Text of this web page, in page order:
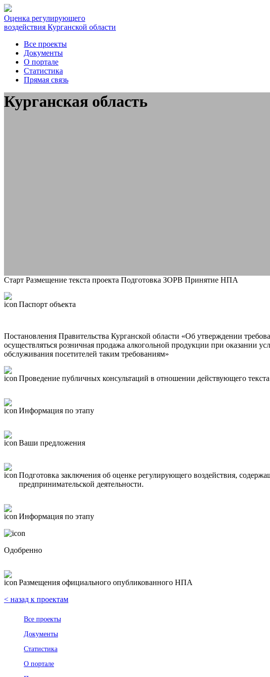
Оценка регулирующего
воздействия Курганской области
Все проекты
Документы
О портале
Статистика
Прямая связь
Курганская область
Старт Размещение текста проекта Подготовка ЗОРВ Принятие НПА
Паспорт объекта
Постановления Правительства Курганской области «Об утверждении
осуществляться розничная продажа алкогольной продукции при оказании
обслуживания посетителей таким требованиям»
Проведение публичных консультаций в отношении действующего
Информация по этапу
Ваши предложения
Подготовка заключения об оценке регулирующего воздействия,
предпринимательской деятельности.
Информация по этапу
Одобренно
Размещения официального опубликованного НПА
< назад к проектам
Все проекты
Документы
Статистика
О портале